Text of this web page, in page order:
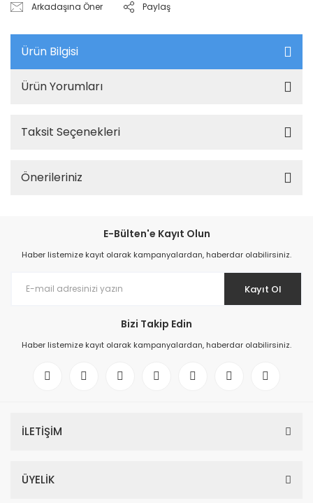
Arkadaşına Öner Paylaş
Ürün Bilgisi
Ürün Yorumları
Taksit Seçenekleri
Önerileriniz
E-Bülten'e Kayıt Olun
Haber listemize kayıt olarak kampanyalardan, haberdar olabilirsiniz.
Kayıt Ol
Bizi Takip Edin
Haber listemize kayıt olarak kampanyalardan, haberdar olabilirsiniz.
İLETİŞİM
ÜYELİK